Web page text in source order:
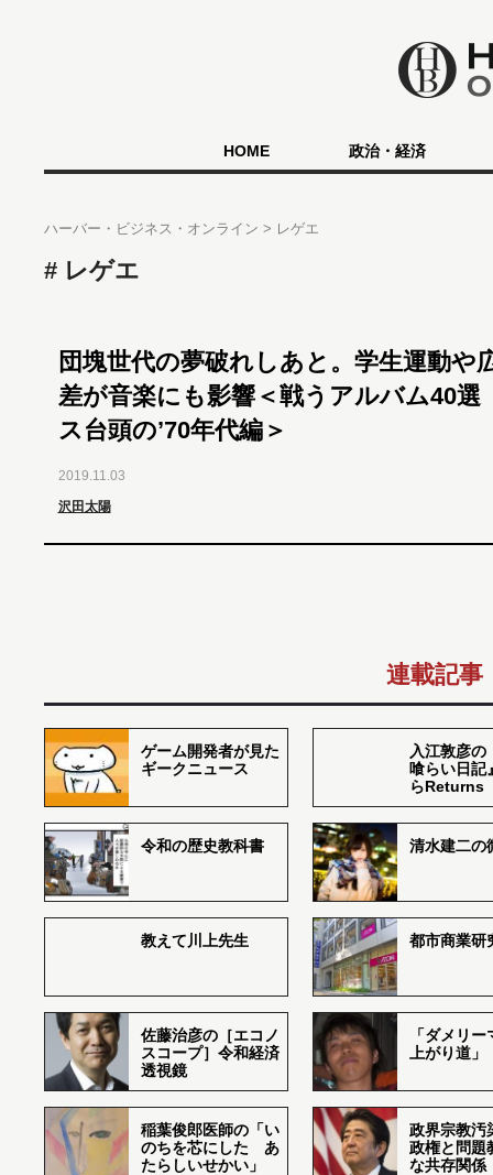
HOME 政治・経済
ハーバー・ビジネス・オンライン レゲエ
レゲエ
団塊世代の夢破れしあと。学生運動や
差が音楽にも影響＜戦うアルバム40
ス台頭の’70年代編＞
2019.11.03
沢田太陽
連載記事
ゲーム開発者が見た
ギークニュース
入江敦彦の
喰らい日記
らReturns
令和の歴史教科書 清水建二の
教えて川上先生 都市商業研
佐藤治彦の［エコノ
スコープ］令和経済
透視鏡
「ダメリ
上がり道」
稲葉俊郎医師の「い
のちを芯にした あ
たらしいせかい」
政界宗教汚
政権と問題
な共存関係